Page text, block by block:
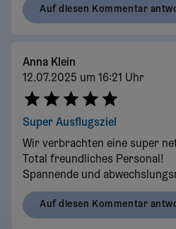
Auf diesen Kommentar
Anna Klein
12.07.2025 um 16:21 Uhr
Super Ausflugsziel
Wir verbrachten eine super
Total freundliches Personal!
Spannende und
Auf diesen Kommentar